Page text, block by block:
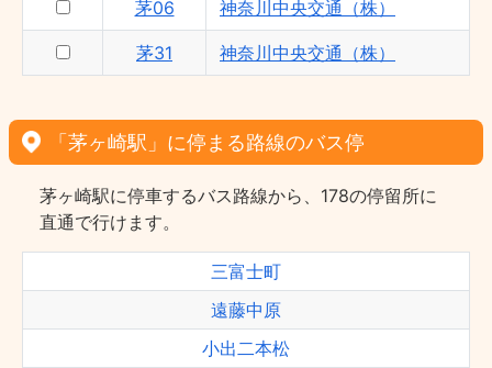
茅06 神奈川中央交通（株）
茅31 神奈川中央交通（株）
「茅ヶ崎駅」に停まる路線のバス停
茅ヶ崎駅に停車するバス路線から、178の停留所に
直通で行けます。
三富士町
遠藤中原
小出二本松